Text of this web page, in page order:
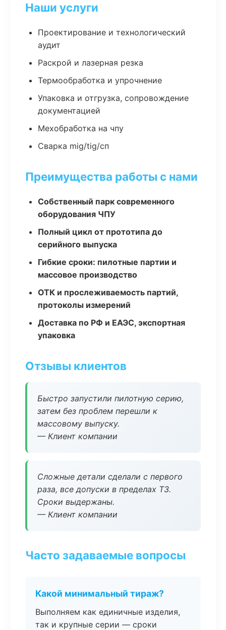
Наши услуги
Проектирование и технологический
аудит
Раскрой и лазерная резка
Термообработка и упрочнение
Упаковка и отгрузка, сопровождение
документацией
Мехобработка на чпу
Сварка mig/tig/сп
Преимущества работы с нами
Собственный парк современного
оборудования ЧПУ
Полный цикл от прототипа до
серийного выпуска
Гибкие сроки: пилотные партии и
массовое производство
ОТК и прослеживаемость партий,
протоколы измерений
Доставка по РФ и ЕАЭС, экспортная
упаковка
Отзывы клиентов
Быстро запустили пилотную серию,
затем без проблем перешли к
массовому выпуску.
— Клиент компании
Сложные детали сделали с первого
раза, все допуски в пределах ТЗ.
Сроки выдержаны.
— Клиент компании
Часто задаваемые вопросы
Какой минимальный тираж?
Выполняем как единичные изделия,
так и крупные серии — сроки